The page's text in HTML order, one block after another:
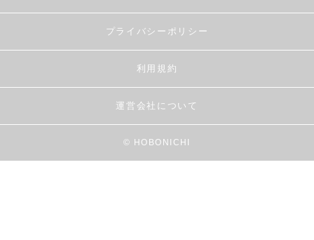
プライバシーポリシー
利用規約
運営会社について
© HOBONICHI